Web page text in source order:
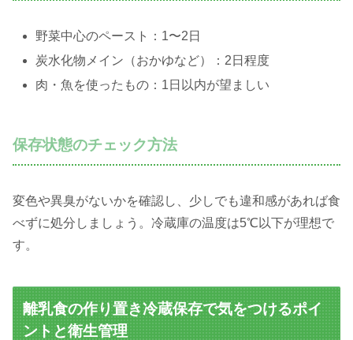
野菜中心のペースト：1〜2日
炭水化物メイン（おかゆなど）：2日程度
肉・魚を使ったもの：1日以内が望ましい
保存状態のチェック方法
変色や異臭がないかを確認し、少しでも違和感があれば食
べずに処分しましょう。冷蔵庫の温度は5℃以下が理想で
す。
離乳食の作り置き冷蔵保存で気をつけるポイ
ントと衛生管理